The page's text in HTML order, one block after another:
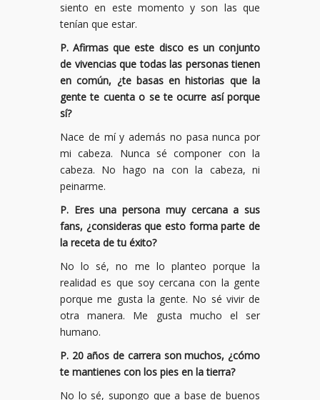
siento en este momento y son las que
tenían que estar.
P. Afirmas que este disco es un conjunto
de vivencias que todas las personas tienen
en común, ¿te basas en historias que la
gente te cuenta o se te ocurre así porque
sí?
Nace de mí y además no pasa nunca por
mi cabeza. Nunca sé componer con la
cabeza. No hago na con la cabeza, ni
peinarme.
P. Eres una persona muy cercana a sus
fans, ¿consideras que esto forma parte de
la receta de tu éxito?
No lo sé, no me lo planteo porque la
realidad es que soy cercana con la gente
porque me gusta la gente. No sé vivir de
otra manera. Me gusta mucho el ser
humano.
P. 20 años de carrera son muchos, ¿cómo
te mantienes con los pies en la tierra?
No lo sé, supongo que a base de buenos